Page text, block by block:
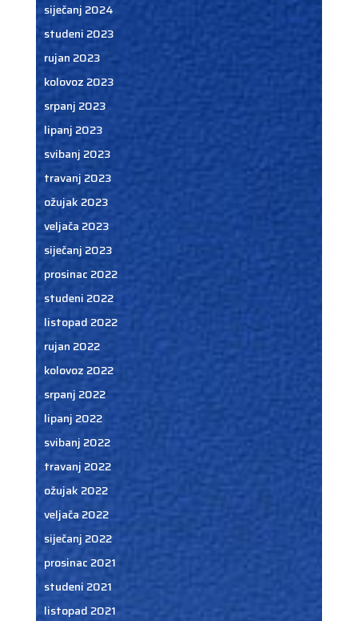
siječanj 2024
studeni 2023
rujan 2023
kolovoz 2023
srpanj 2023
lipanj 2023
svibanj 2023
travanj 2023
ožujak 2023
veljača 2023
siječanj 2023
prosinac 2022
studeni 2022
listopad 2022
rujan 2022
kolovoz 2022
srpanj 2022
lipanj 2022
svibanj 2022
travanj 2022
ožujak 2022
veljača 2022
siječanj 2022
prosinac 2021
studeni 2021
listopad 2021